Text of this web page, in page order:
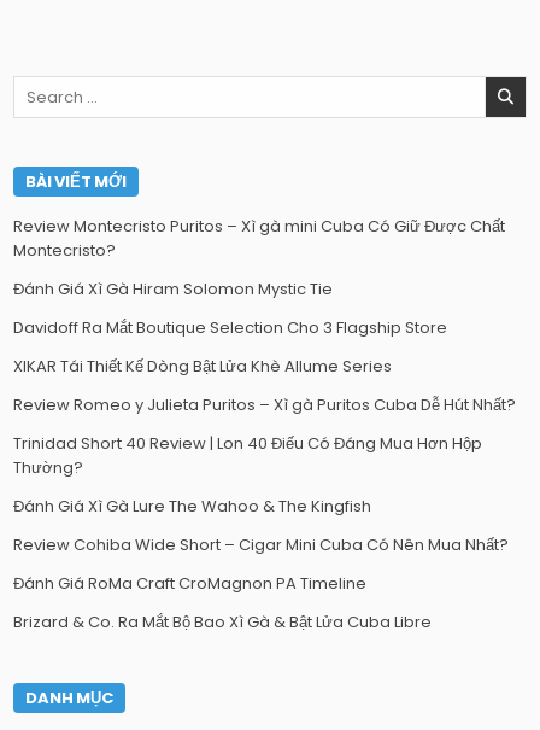
Search
BÀI VIẾT MỚI
Review Montecristo Puritos – Xì gà mini Cuba Có Giữ Được Chất
Montecristo?
Đánh Giá Xì Gà Hiram Solomon Mystic Tie
Davidoff Ra Mắt Boutique Selection Cho 3 Flagship Store
XIKAR Tái Thiết Kế Dòng Bật Lửa Khè Allume Series
Review Romeo y Julieta Puritos – Xì gà Puritos Cuba Dễ Hút Nhất?
Trinidad Short 40 Review | Lon 40 Điếu Có Đáng Mua Hơn Hộp
Thường?
Đánh Giá Xì Gà Lure The Wahoo & The Kingfish
Review Cohiba Wide Short – Cigar Mini Cuba Có Nên Mua Nhất?
Đánh Giá RoMa Craft CroMagnon PA Timeline
Brizard & Co. Ra Mắt Bộ Bao Xì Gà & Bật Lửa Cuba Libre
DANH MỤC